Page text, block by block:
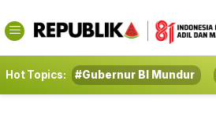
Hot Topics: #Gubernur BI Mundur